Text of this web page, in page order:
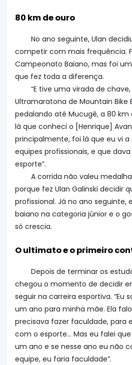
80 km de ouro
No ano seguinte, Ulan
competir com mais frequência.
Campeonato Baiano, mas foi
que fez toda a diferença.
“E tive uma virada de
Ultramaratona de Mountain Bike
pedalando até Mucugê, a 80
lá que conheci o [Henrique]
principalmente, foi lá que eu vi
equipes profissionais, e que
esporte”.
A corrida não valeu
porque fez Ulan Galinski decidir
profissional. Já no ano seguinte,
baiano na categoria júnior e o
só crescia.
O ultimato e o primeiro
Depois de terminar os
chegou o momento de decidir
seguir na carreira esportiva. “Eu
um ano para minha mãe. Ela
precisava fazer faculdade, para
com o esporte… Mas eu falei
um ano e se nesse ano eu não
equipe, eu faria faculdade”.